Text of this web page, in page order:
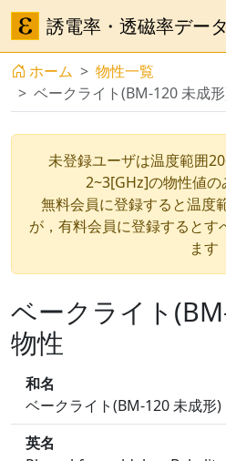
誘電率・透磁率デー
ホーム
物性一覧
ベークライト(BM-120 未成
未登録ユーザは温度範囲
2~3[GHz]の物性値
無料会員に登録すると温
が，有料会員に登録するとす
ます
ベークライト
物性
和名
ベークライト(BM-120 未成形)
英名